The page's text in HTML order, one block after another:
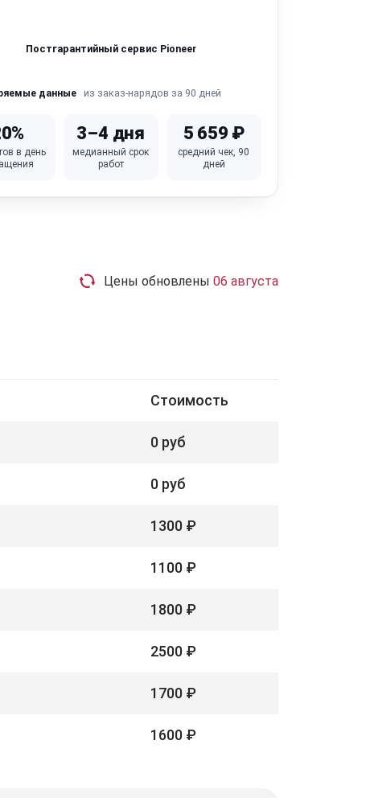
Постгарантийный сервис Pioneer
данные из заказ-нарядов за 90 дней
в день
3–4 дня
медианный срок
работ
5 659 ₽
средний чек, 90
дней
Цены обновлены 06 августа
Стоимость
0 руб
0 руб
1300 ₽
1100 ₽
1800 ₽
2500 ₽
1700 ₽
1600 ₽